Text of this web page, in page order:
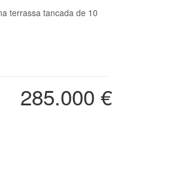
terrassa tancada de 10
285.000 €